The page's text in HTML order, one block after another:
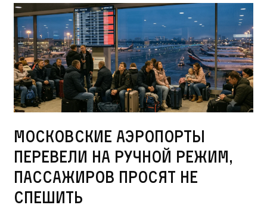
Московские аэропорты
перевели на ручной режим,
пассажиров просят не
спешить